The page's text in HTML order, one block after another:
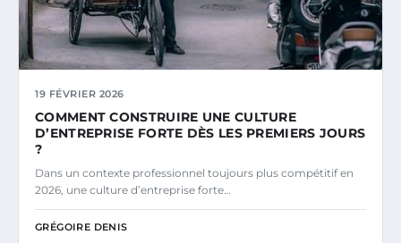
19 FÉVRIER 2026
COMMENT CONSTRUIRE UNE CULTURE
D’ENTREPRISE FORTE DÈS LES PREMIERS JOURS
?
Dans un contexte professionnel toujours plus compétitif en
2026, une culture d’entreprise forte…
GRÉGOIRE DENIS